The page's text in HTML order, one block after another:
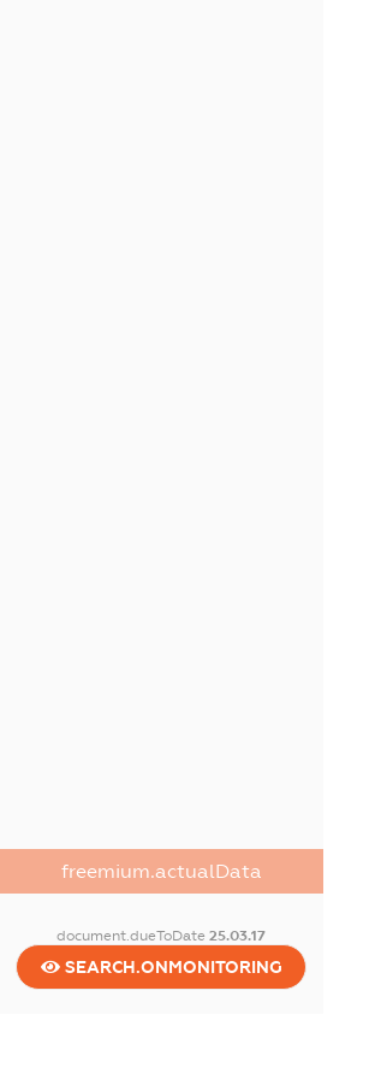
freemium.actualData
document.dueToDate25.03.17
SEARCH.ONMONITORING